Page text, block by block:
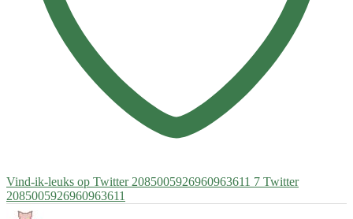
Vind-ik-leuks op Twitter 2085005926960963611 7 Twitter
2085005926960963611